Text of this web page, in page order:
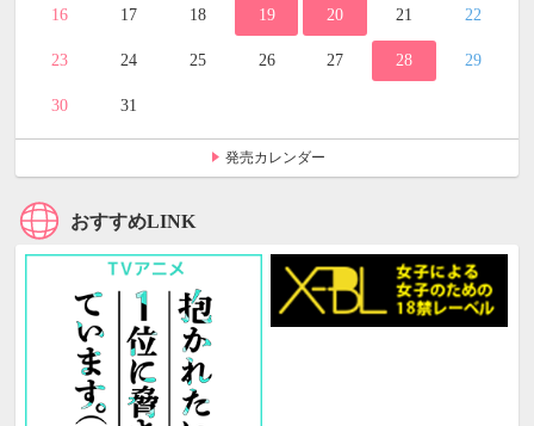
16 17 18 19 20 21 22
23 24 25 26 27 28 29
30 31
発売カレンダー
おすすめLINK